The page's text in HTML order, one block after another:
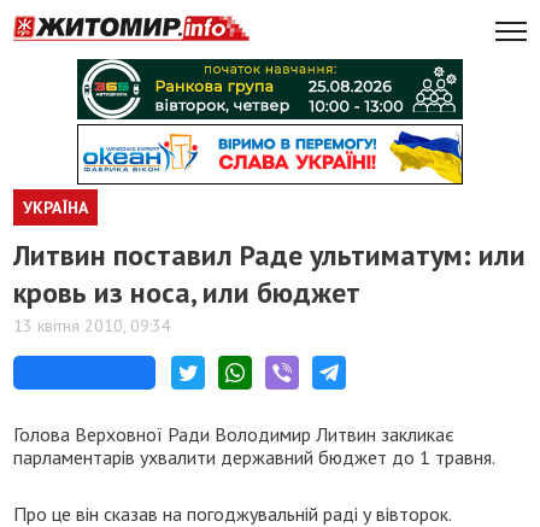
УКРАЇНА
Литвин поставил Раде ультиматум: или
кровь из носа, или бюджет
13 квітня 2010, 09:34
Голова Верховної Ради Володимир Литвин закликає
парламентарів ухвалити державний бюджет до 1 травня.
Про це він сказав на погоджувальній раді у вівторок.